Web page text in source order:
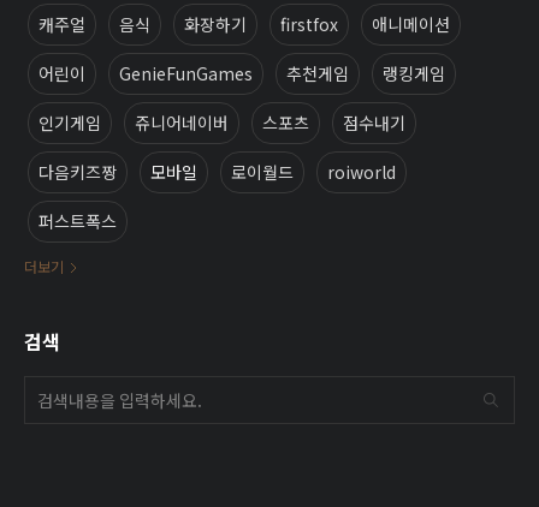
캐주얼 음식 화장하기 firstfox 애니메이션
어린이 GenieFunGames 추천게임 랭킹게임
인기게임 쥬니어네이버 스포츠 점수내기
다음키즈짱 모바일 로이월드 roiworld
퍼스트폭스
더보기
검색